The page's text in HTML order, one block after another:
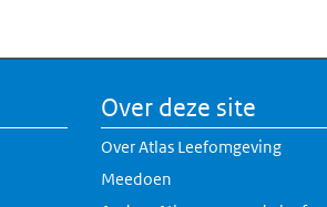
Over deze site
Over Atlas Leefomgeving
Meedoen